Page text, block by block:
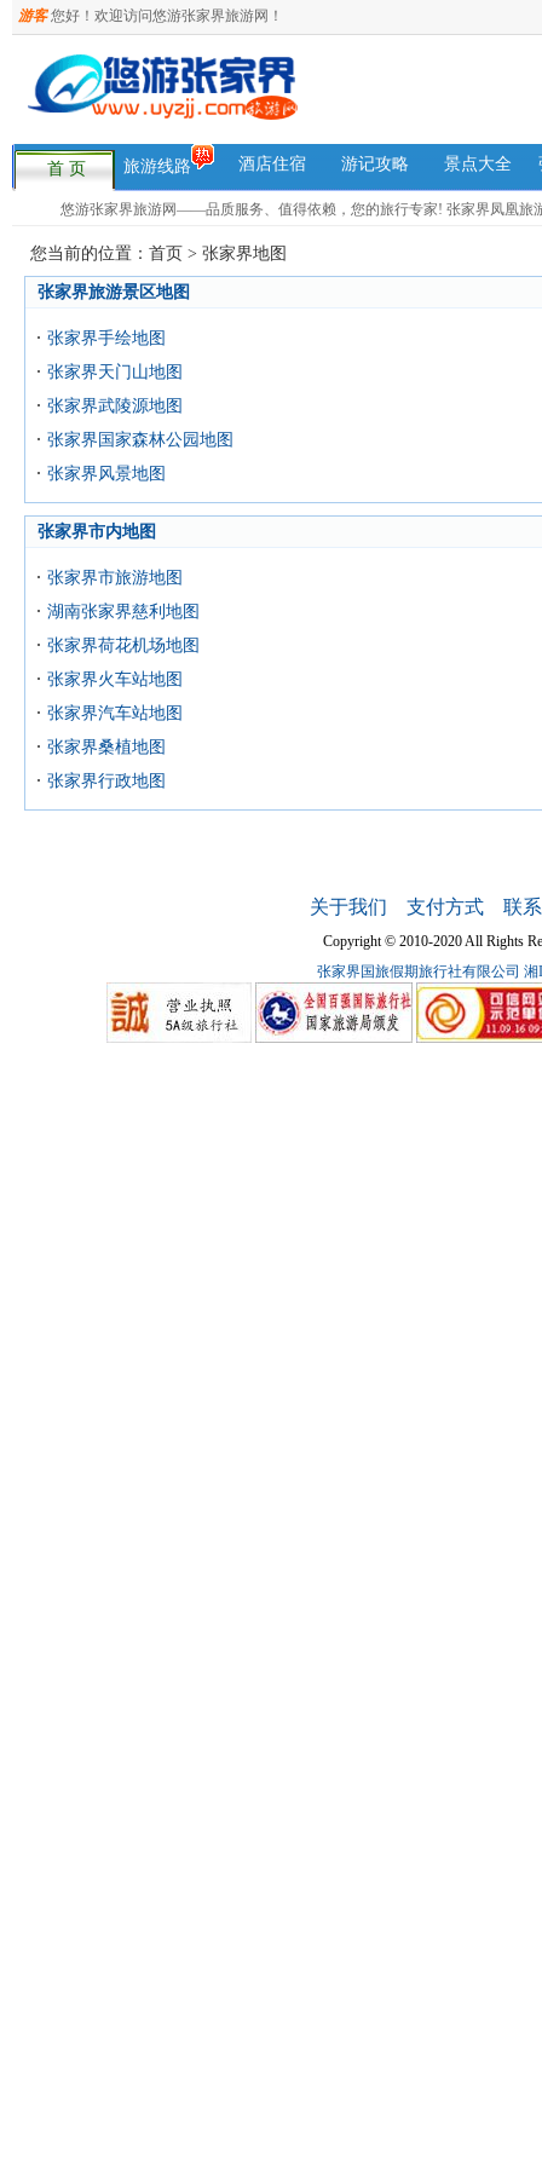
游客您好！欢迎访问悠游张家界旅游网！
首 页
悠游张家界旅游网——品质服务、值得依赖，您的旅行专家! 张家界凤凰旅
旅游线路 酒店住宿 游记攻略 景点大全
您当前的位置： 首页 > 张家界地图
张家界旅游景区地图
张家界手绘地图
张家界天门山地图
张家界武陵源地图
张家界国家森林公园地图
张家界风景地图
张家界市内地图
张家界市旅游地图
湖南张家界慈利地图
张家界荷花机场地图
张家界火车站地图
张家界汽车站地图
张家界桑植地图
张家界行政地图
关于我们 支付方式 联
Copyright © 2010-2020 All Rights
张家界国旅假期旅行社有限公司 湘